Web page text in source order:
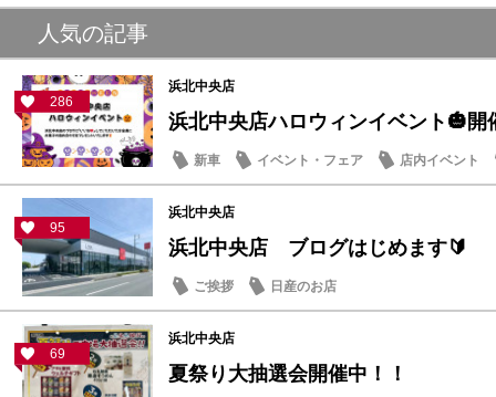
人気の記事
286
浜北中央店
浜北中央店ハロウィンイベント🎃開
新車 イベント・フェア 店内イベント
95
浜北中央店
浜北中央店 ブログはじめます🔰
ご挨拶 日産のお店
69
浜北中央店
夏祭り大抽選会開催中！！